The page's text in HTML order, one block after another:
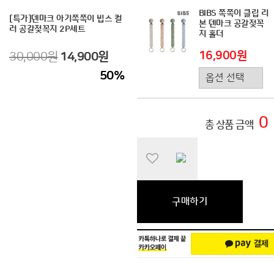
[특가]덴마크 아기쪽쪽이 빕스 컬
러 공갈젖꼭지 2P세트
30,000원 14,900원
50%
BIBS 쪽쪽이 클립 리
본 덴마크 공갈젖꼭
지 홀더
16,900원
총 상품 금액 0
구매하기